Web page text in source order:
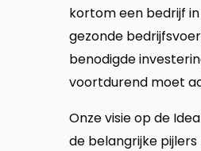
kortom een bedrijf
gezonde
benodigde
voortdurend moet
Onze visie op de
de belangrijke